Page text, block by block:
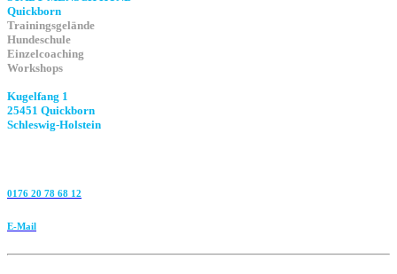
Quickborn
Trainingsgelände
Hundeschule
Einzelcoaching
Workshops
Kugelfang 1
25451 Quickborn
Schleswig-Holstein
0176 20 78 68 12
E-Mail